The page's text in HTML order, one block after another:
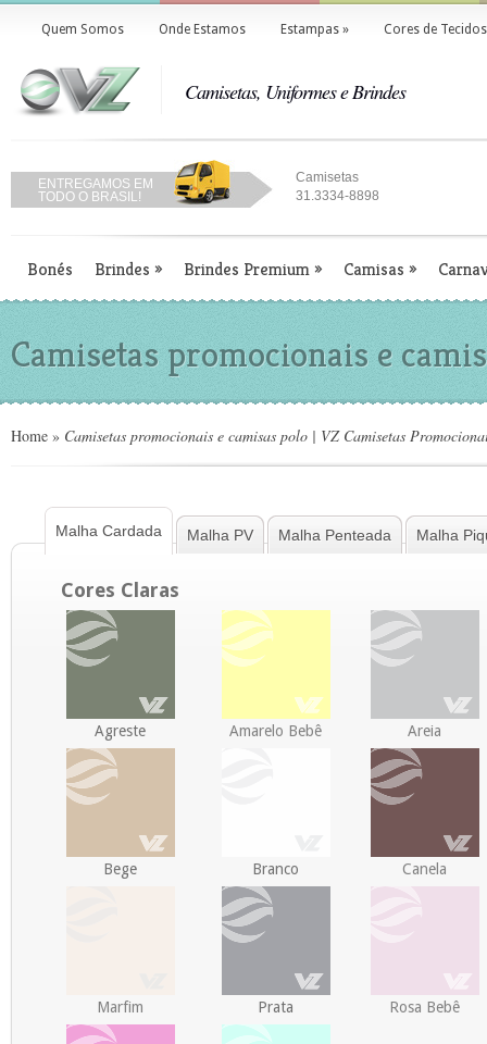
Quem Somos Onde Estamos Estampas» Cores de Tecidos
Camisetas, Uniformes e Brindes
ENTREGAMOS EM
TODO O BRASIL!
Camisetas
31.3334-8898
Bonés Brindes » Brindes Premium» Camisas »
Camisetas promocionais e
Home » Camisetas promocionais e camisas polo | VZ Camisetas
Malha Cardada Malha PV Malha Penteada Malha
Cores Claras
Agreste Amarelo Bebê Areia
Bege Branco Canela
Marfim Prata Rosa Bebê